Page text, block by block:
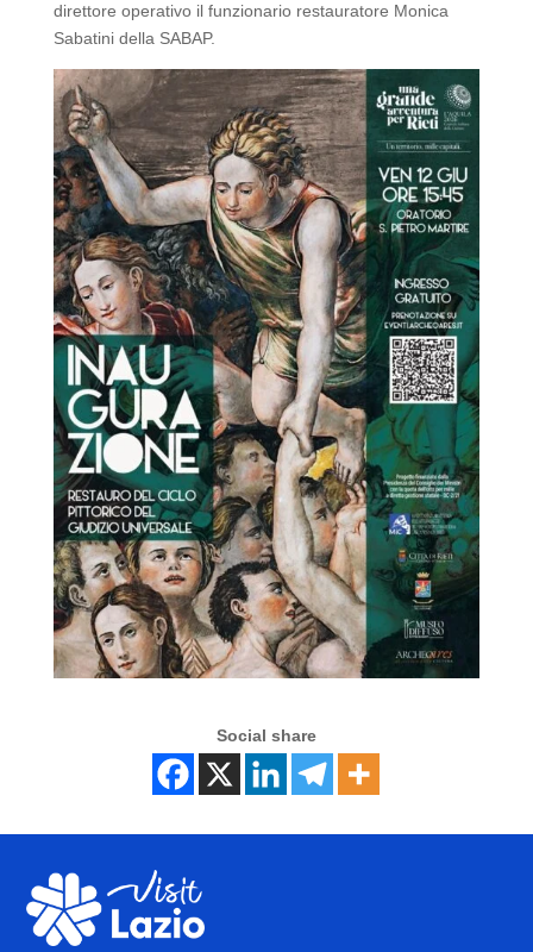
direttore operativo il funzionario restauratore Monica
Sabatini della SABAP.
Social share